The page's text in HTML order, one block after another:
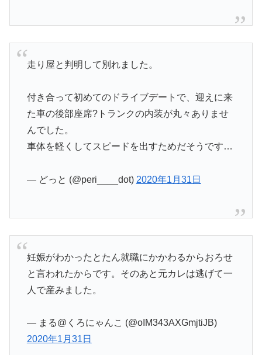
走り屋と判明して別れました。
付き合って初めてのドライブデートで、迎えに来
た車の後部座席?トランクの内装が丸々ありませ
んでした。
車体を軽くしてスピードを出すためだそうです…
— どっと (@peri____dot) 2020年1月31日
妊娠がわかったとたん就職にかかわるからおろせ
と言われたからです。そのあと元カレは逃げて一
人で産みました。
— まる@くろにゃんこ (@oIM343AXGmjtiJB)
2020年1月31日